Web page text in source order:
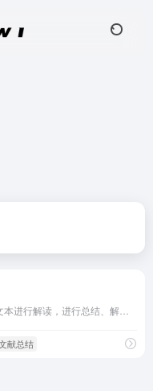
献总结